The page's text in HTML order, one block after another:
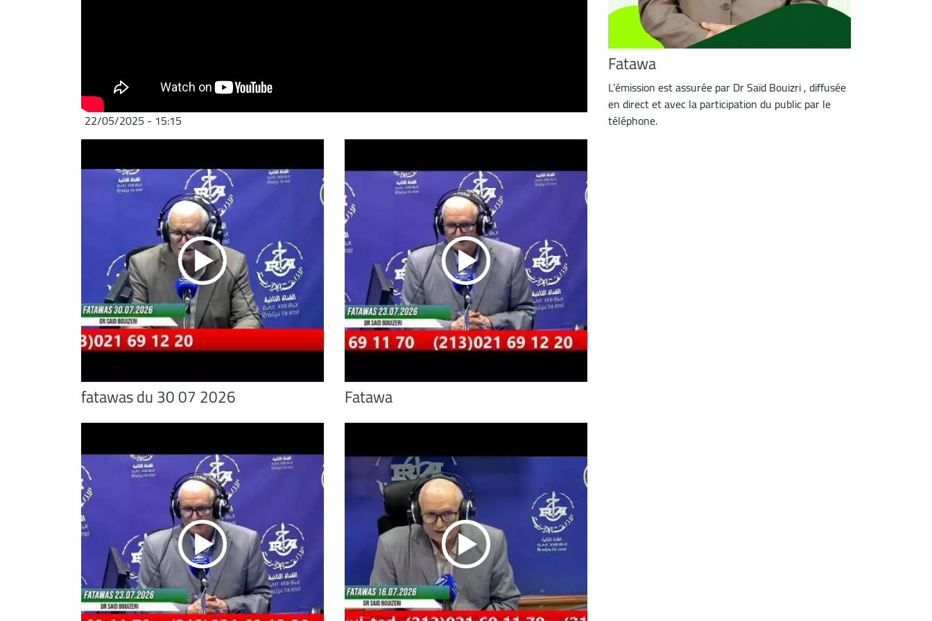
22/05/2025 - 15:15
fatawas du 30 07 2026 Fatawa
Fatawa
L’émission est assurée par Dr Saïd Bouizri , diffusée
en direct et avec la participation du public par le
téléphone.